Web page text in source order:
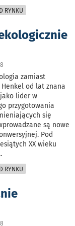
RYNKU
zamiast
od lat znana
lider w
przygotowania
się
są nowe
Pod
XX wieku
RYNKU